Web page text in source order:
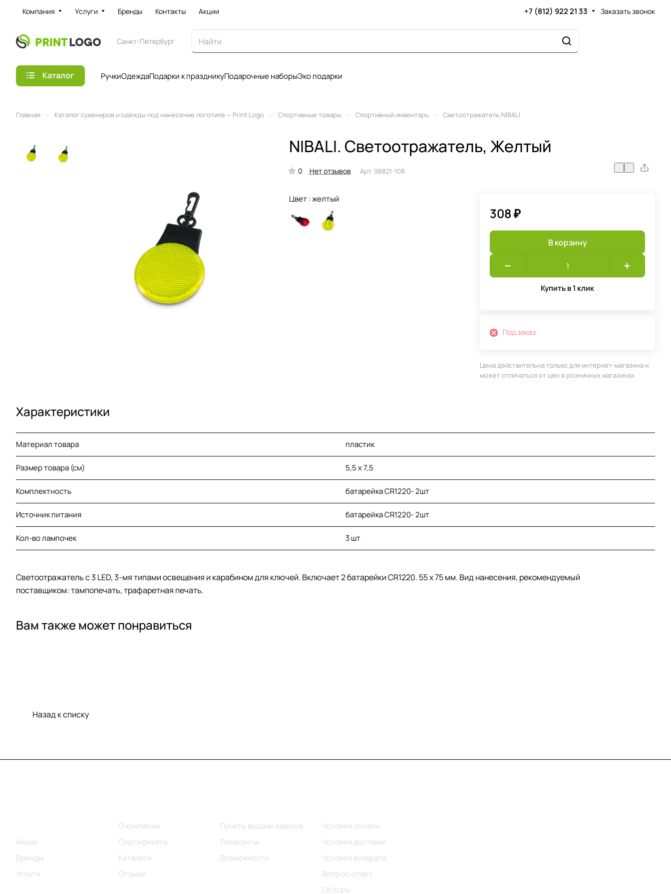
Компания Услуги Бренды Контакты Акции +7 (812) 922 21 33 Заказать звонок
Санкт-Петербург
Каталог РучкиОдеждаПодарки к праздникуПодарочные наборыЭко подарки
Главная Каталог сувениров и одежды под нанесение логотипа — Print Logo Спортивные товары Спортивный инвентарь Светоотражатель NIBALI
NIBALI. Светоотражатель, Желтый
0 Нет отзывов Арт. 98821-108
Цвет :желтый
308 ₽
В корзину
Купить в 1 клик
Под заказ
Цена действительна только для интернет-магазина и
может отличаться от цен в розничных магазинах
Характеристики
Материал товара пластик
Размер товара (см) 5,5 x 7,5
Комплектность батарейка CR1220- 2шт
Источник питания батарейка CR1220- 2шт
Кол-во лампочек 3 шт
Светоотражатель с 3 LED, 3-мя типами освещения и карабином для ключей. Включает 2 батарейки CR1220. 55 x 75 мм. Вид нанесения, рекомендуемый
поставщиком: тампопечать, трафаретная печать.
Вам также может понравиться
Назад к списку
Акции
Бренды
Услуги
О компании
Сертификаты
Каталоги
Отзывы
Пункты выдачи заказов
Реквизиты
Возможности
Условия оплаты
Условия доставки
Условия возврата
Вопрос-ответ
Обзоры